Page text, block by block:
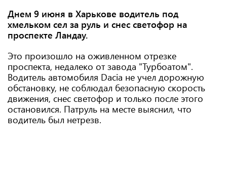
Днем 9 июня в Харькове водитель под
хмельком сел за руль и снес светофор на
проспекте Ландау.
Это произошло на оживленном отрезке
проспекта, недалеко от завода "Турбоатом".
Водитель автомобиля Dacia не учел дорожную
обстановку, не соблюдал безопасную скорость
движения, снес светофор и только после этого
остановился. Патруль на месте выяснил, что
водитель был нетрезв.